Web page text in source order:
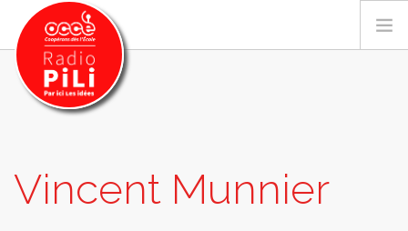
GRILLE DES PROGRAMMES
EMISSIONS / PODCASTS
Vincent Munnier